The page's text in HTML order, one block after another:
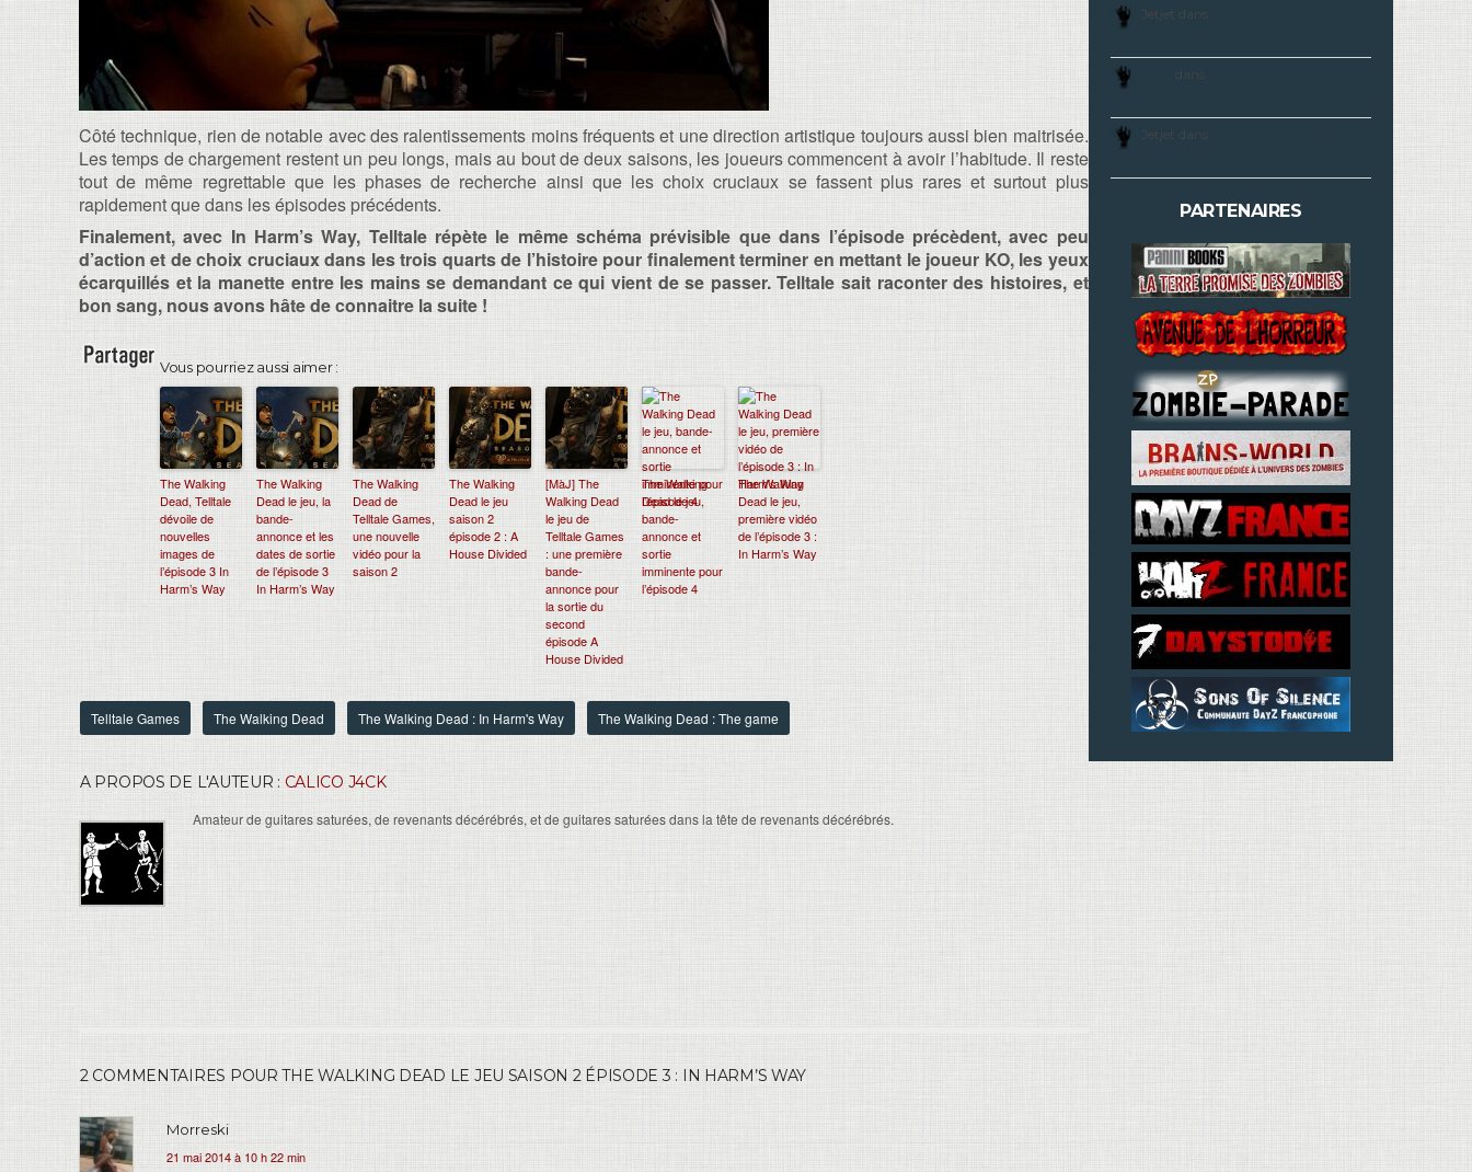
Côté technique, rien de notable avec des ralentissements moins fréquents et une direction artistique toujours aussi bien maitrisée.
Les temps de chargement restent un peu longs, mais au bout de deux saisons, les joueurs commencent à avoir l’habitude. Il reste
tout de même regrettable que les phases de recherche ainsi que les choix cruciaux se fassent plus rares et surtout plus
rapidement que dans les épisodes précédents.
Finalement, avec In Harm’s Way, Telltale répète le même schéma prévisible que dans l’épisode précèdent, avec peu
d’action et de choix cruciaux dans les trois quarts de l’histoire pour finalement terminer en mettant le joueur KO, les yeux
écarquillés et la manette entre les mains se demandant ce qui vient de se passer. Telltale sait raconter des histoires, et
bon sang, nous avons hâte de connaitre la suite !
Vous pourriez aussi aimer :
The Walking
Dead, Telltale
dévoile de
nouvelles
images de
l’épisode 3 In
Harm’s Way
The Walking
Dead le jeu, la
bande-
annonce et les
dates de sortie
de l’épisode 3
In Harm’s Way
The Walking
Dead de
Telltale Games,
une nouvelle
vidéo pour la
saison 2
The Walking
Dead le jeu
saison 2
épisode 2 : A
House Divided
[MàJ] The
Walking Dead
le jeu de
Telltale Games
: une première
bande-
annonce pour
la sortie du
second
épisode A
House Divided
The Walking
Dead le jeu,
bande-
annonce et
sortie
imminente pour
l’épisode 4
The Walking
Dead le jeu,
première vidéo
de l’épisode 3 :
In Harm’s Way
Telltale Games The Walking Dead The Walking Dead : In Harm's Way The Walking Dead : The game
A PROPOS DE L'AUTEUR : CALICO J4CK
Amateur de guitares saturées, de revenants décérébrés, et de guitares saturées dans la tête de revenants décérébrés.
2 COMMENTAIRES POUR THE WALKING DEAD LE JEU SAISON 2 ÉPISODE 3 : IN HARM’S WAY
Morreski
21 mai 2014 à 10 h 22 min
Jetjet dans
dans
Jetjet dans
PARTENAIRES